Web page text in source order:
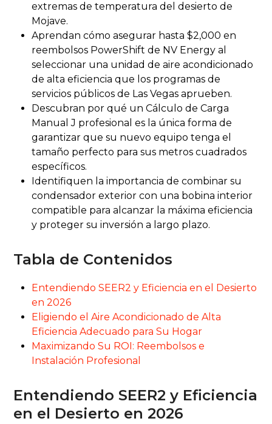
extremas de temperatura del desierto de
Mojave.
Aprendan cómo asegurar hasta $2,000 en
reembolsos PowerShift de NV Energy al
seleccionar una unidad de aire acondicionado
de alta eficiencia que los programas de
servicios públicos de Las Vegas aprueben.
Descubran por qué un Cálculo de Carga
Manual J profesional es la única forma de
garantizar que su nuevo equipo tenga el
tamaño perfecto para sus metros cuadrados
específicos.
Identifiquen la importancia de combinar su
condensador exterior con una bobina interior
compatible para alcanzar la máxima eficiencia
y proteger su inversión a largo plazo.
Tabla de Contenidos
Entendiendo SEER2 y Eficiencia en el Desierto
en 2026
Eligiendo el Aire Acondicionado de Alta
Eficiencia Adecuado para Su Hogar
Maximizando Su ROI: Reembolsos e
Instalación Profesional
Entendiendo SEER2 y Eficiencia
en el Desierto en 2026